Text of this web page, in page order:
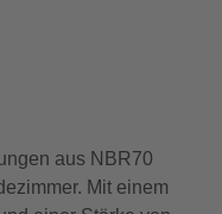
aus NBR70
Mit einem